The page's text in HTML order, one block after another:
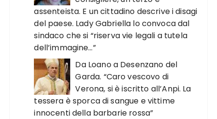
assenteista. E un cittadino descrive i disagi
del paese. Lady Gabriella lo convoca dal
sindaco che si “riserva vie legali a tutela
dell’immagine…”
Da Loano a Desenzano del
Garda. “Caro vescovo di
Verona, si è iscritto all’Anpi. La
tessera è sporca di sangue e vittime
innocenti della barbarie rossa”